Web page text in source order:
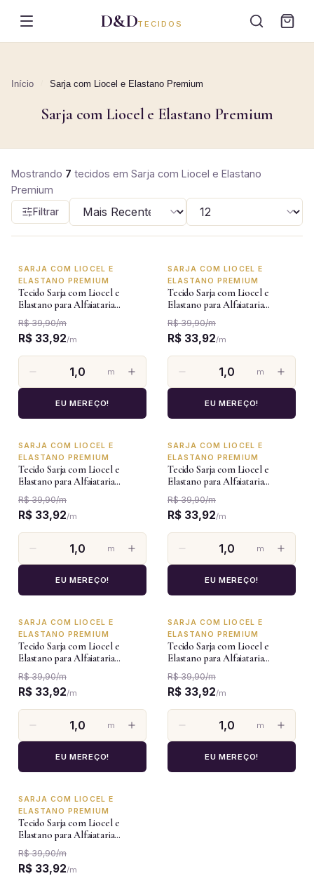
D&DTECIDOS
Início Sarja com Liocel e Elastano Premium
Sarja com Liocel e Elastano Premium
Mostrando 7 tecidos em Sarja com Liocel e Elastano
Premium
Filtrar
-15%
SARJA COM LIOCEL E
ELASTANO PREMIUM
Tecido Sarja com Liocel e
Elastano para Alfaiataria
Premium - Verde Militar
R$ 39,90/m
R$ 33,92/m
m
EU MEREÇO!
-15%
SARJA COM LIOCEL E
ELASTANO PREMIUM
Tecido Sarja com Liocel e
Elastano para Alfaiataria
Premium - Verde Frio
R$ 39,90/m
R$ 33,92/m
m
EU MEREÇO!
-15%
SARJA COM LIOCEL E
ELASTANO PREMIUM
Tecido Sarja com Liocel e
Elastano para Alfaiataria
Premium - Preto Jeans
R$ 39,90/m
R$ 33,92/m
m
EU MEREÇO!
-15%
SARJA COM LIOCEL E
ELASTANO PREMIUM
Tecido Sarja com Liocel e
Elastano para Alfaiataria
Premium - Branco
R$ 39,90/m
R$ 33,92/m
m
EU MEREÇO!
-15%
SARJA COM LIOCEL E
ELASTANO PREMIUM
Tecido Sarja com Liocel e
Elastano para Alfaiataria
Premium - Bege
R$ 39,90/m
R$ 33,92/m
m
EU MEREÇO!
-15%
SARJA COM LIOCEL E
ELASTANO PREMIUM
Tecido Sarja com Liocel e
Elastano para Alfaiataria
Premium - Azul Jeans
R$ 39,90/m
R$ 33,92/m
m
EU MEREÇO!
-15%
SARJA COM LIOCEL E
ELASTANO PREMIUM
Tecido Sarja com Liocel e
Elastano para Alfaiataria
Premium - Azul Bebê
R$ 39,90/m
R$ 33,92/m